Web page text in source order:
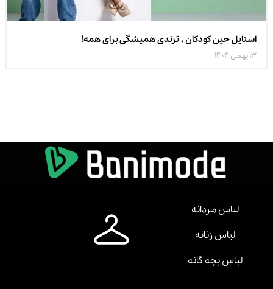
استایل جین کودکان ، ترندی همیشگی برای همه!
13 بهمن 1404
لباس مردانه
لباس زنانه
لباس بچه گانه